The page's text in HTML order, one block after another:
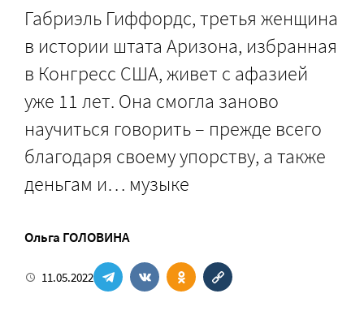
Габриэль Гиффордс, третья женщина
в истории штата Аризона, избранная
в Конгресс США, живет с афазией
уже 11 лет. Она смогла заново
научиться говорить – прежде всего
благодаря своему упорству, а также
деньгам и… музыке
Ольга ГОЛОВИНА
11.05.2022